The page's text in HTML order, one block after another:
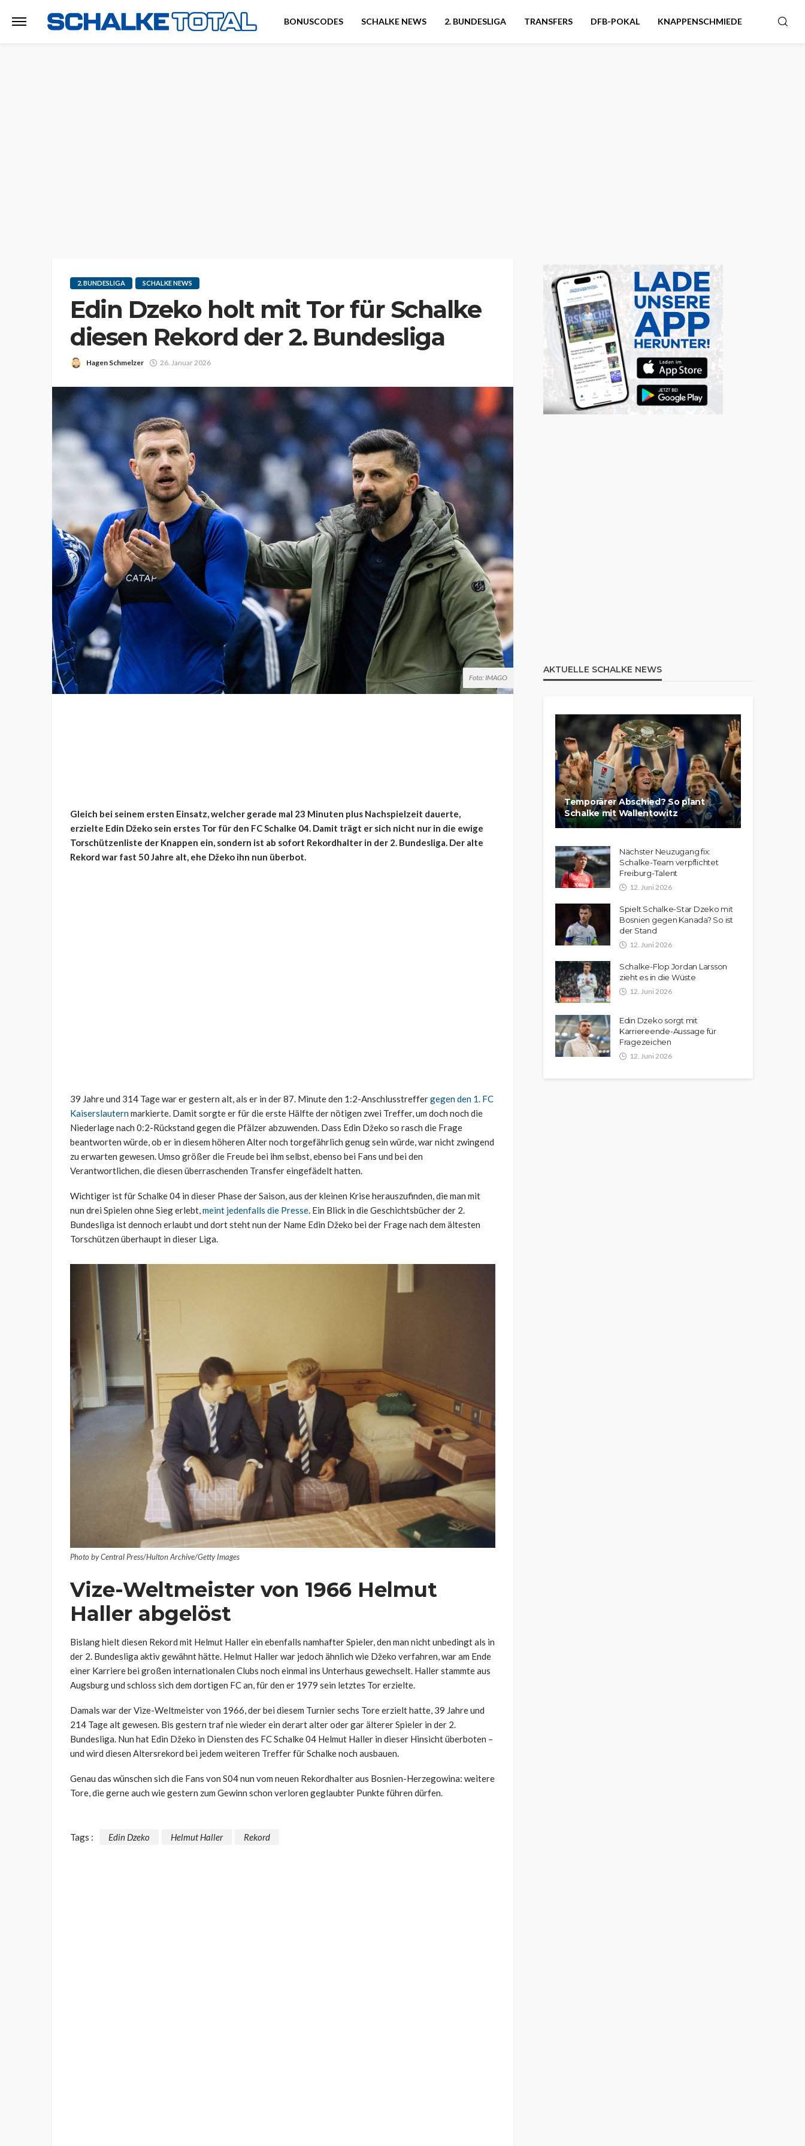
BONUSCODES SCHALKE NEWS 2. BUNDESLIGA TRANSFERS DFB-POKAL KNAPPENSCHMIEDE
2. BUNDESLIGA SCHALKE NEWS
Edin Dzeko holt mit Tor für Schalke
diesen Rekord der 2. Bundesliga
Hagen Schmelzer 26. Januar 2026
Foto: IMAGO
Gleich bei seinem ersten Einsatz, welcher gerade mal 23 Minuten plus Nachspielzeit dauerte,
erzielte Edin Džeko sein erstes Tor für den FC Schalke 04. Damit trägt er sich nicht nur in die ewige
Torschützenliste der Knappen ein, sondern ist ab sofort Rekordhalter in der 2. Bundesliga. Der alte
Rekord war fast 50 Jahre alt, ehe Džeko ihn nun überbot.
39 Jahre und 314 Tage war er gestern alt, als er in der 87. Minute den 1:2-Anschlusstreffergegen den 1. FC
Kaiserslauternmarkierte. Damit sorgte er für die erste Hälfte der nötigen zwei Treffer, um doch noch die
Niederlage nach 0:2-Rückstand gegen die Pfälzer abzuwenden. Dass Edin Džeko so rasch die Frage
beantworten würde, ob er in diesem höheren Alter noch torgefährlich genug sein würde, war nicht zwingend
zu erwarten gewesen. Umso größer die Freude bei ihm selbst, ebenso bei Fans und bei den
Verantwortlichen, die diesen überraschenden Transfer eingefädelt hatten.
Wichtiger ist für Schalke 04 in dieser Phase der Saison, aus der kleinen Krise herauszufinden, die man mit
nun drei Spielen ohne Sieg erlebt,meint jedenfalls die Presse. Ein Blick in die Geschichtsbücher der 2.
Bundesliga ist dennoch erlaubt und dort steht nun der Name Edin Džeko bei der Frage nach dem ältesten
Torschützen überhaupt in dieser Liga.
Photo by Central Press/Hulton Archive/Getty Images
Vize-Weltmeister von 1966 Helmut
Haller abgelöst
Bislang hielt diesen Rekord mit Helmut Haller ein ebenfalls namhafter Spieler, den man nicht unbedingt als in
der 2. Bundesliga aktiv gewähnt hätte. Helmut Haller war jedoch ähnlich wie Džeko verfahren, war am Ende
einer Karriere bei großen internationalen Clubs noch einmal ins Unterhaus gewechselt. Haller stammte aus
Augsburg und schloss sich dem dortigen FC an, für den er 1979 sein letztes Tor erzielte.
Damals war der Vize-Weltmeister von 1966, der bei diesem Turnier sechs Tore erzielt hatte, 39 Jahre und
214 Tage alt gewesen. Bis gestern traf nie wieder ein derart alter oder gar älterer Spieler in der 2.
Bundesliga. Nun hat Edin Džeko in Diensten des FC Schalke 04 Helmut Haller in dieser Hinsicht überboten –
und wird diesen Altersrekord bei jedem weiteren Treffer für Schalke noch ausbauen.
Genau das wünschen sich die Fans von S04 nun vom neuen Rekordhalter aus Bosnien-Herzegowina: weitere
Tore, die gerne auch wie gestern zum Gewinn schon verloren geglaubter Punkte führen dürfen.
Tags : Edin Dzeko Helmut Haller Rekord
AKTUELLE SCHALKE NEWS
Temporärer Abschied? So plant
Schalke mit Wallentowitz
Nächster Neuzugang fix:
Schalke-Team verpflichtet
Freiburg-Talent
12. Juni 2026
Spielt Schalke-Star Dzeko mit
Bosnien gegen Kanada? So ist
der Stand
12. Juni 2026
Schalke-Flop Jordan Larsson
zieht es in die Wüste
12. Juni 2026
Edin Dzeko sorgt mit
Karriereende-Aussage für
Fragezeichen
12. Juni 2026